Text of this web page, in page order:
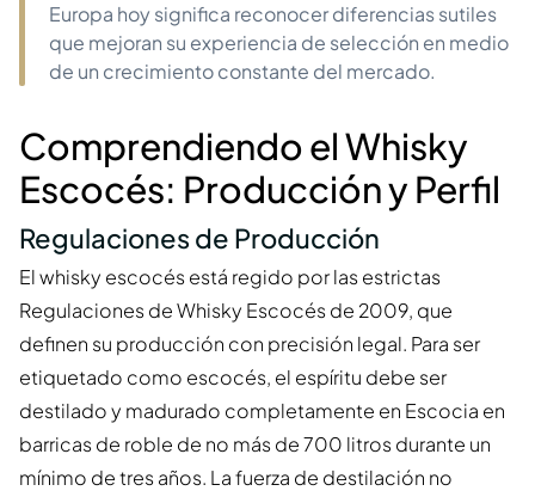
Europa hoy significa reconocer diferencias sutiles
que mejoran su experiencia de selección en medio
de un crecimiento constante del mercado.
Comprendiendo el Whisky
Escocés: Producción y Perfil
Regulaciones de Producción
El whisky escocés está regido por las estrictas
Regulaciones de Whisky Escocés de 2009, que
definen su producción con precisión legal. Para ser
etiquetado como escocés, el espíritu debe ser
destilado y madurado completamente en Escocia en
barricas de roble de no más de 700 litros durante un
mínimo de tres años. La fuerza de destilación no